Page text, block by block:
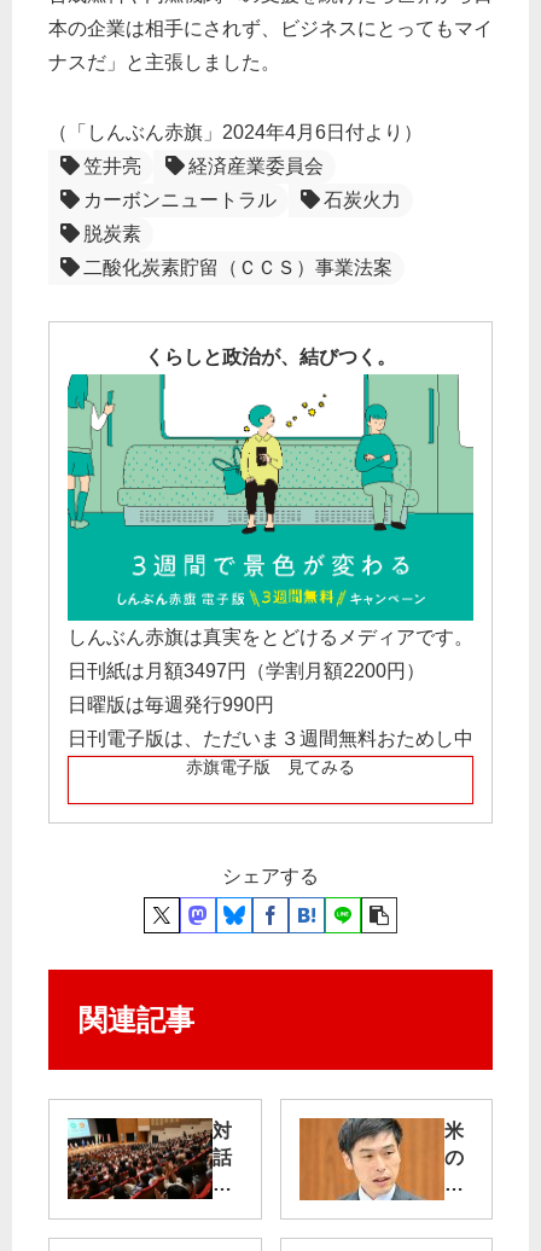
本の企業は相手にされず、ビジネスにとってもマイ
ナスだ」と主張しました。
（「しんぶん赤旗」2024年4月6日付より）
笠井亮
経済産業委員会
カーボンニュートラル
石炭火力
脱炭素
二酸化炭素貯留（ＣＣＳ）事業法案
くらしと政治が、結びつく。
しんぶん赤旗は真実をとどけるメディアです。
日刊紙は月額3497円（学割月額2200円）
日曜版は毎週発行990円
日刊電子版は、ただいま３週間無料おためし中
赤旗電子版 見てみる
シェアする
関連記事
対
話
の
政
米
の
軍
介